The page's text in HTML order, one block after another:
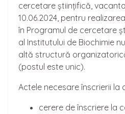
cercetare științifică,
10.06.2024, pentru
în Programul de cercetare
al Institutului de Biochimie
altă structură
(postul este unic).
Actele necesare înscrierii la
cerere de înscriere la